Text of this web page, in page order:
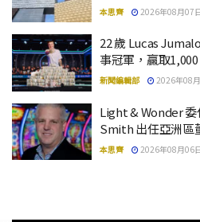
本思齊 2026年08月07
22 歲 Lucas
事冠軍，贏取
新聞編輯部 2026年08
Light & Wonder
Smith 出任亞洲區
本思齊 2026年08月06